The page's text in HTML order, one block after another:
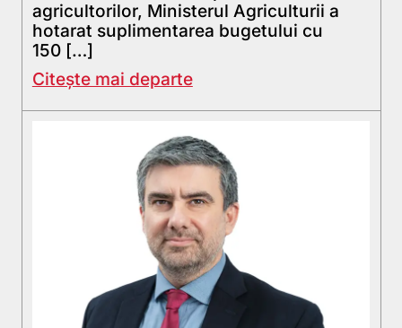
agricultorilor, Ministerul Agriculturii a
hotarat suplimentarea bugetului cu
150 […]
Citește mai departe